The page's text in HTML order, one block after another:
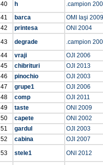
40
h
.campion
41
barca
OMI Iaşi 2009
42
printesa
ONI 2004
43
degrade
.campion
44
vraji
OJI 2006
45
chibrituri
OJI 2013
46
pinochio
OJI 2003
47
grupe1
OJI 2006
48
comp
OJI 2011
49
taste
ONI 2009
50
capete
ONI 2002
51
gardul
OJI 2003
52
cabina
OJI 2007
53
stele1 ONI 2012